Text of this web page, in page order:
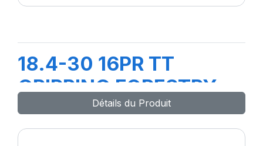
18.4-30 16PR TT
GRIPPING FORESTRY
Détails du Produit